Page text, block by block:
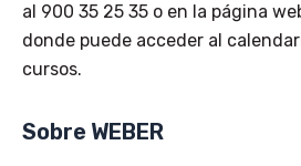
al 900 35 25 35 o en la página
donde puede acceder al
cursos.
Sobre WEBER